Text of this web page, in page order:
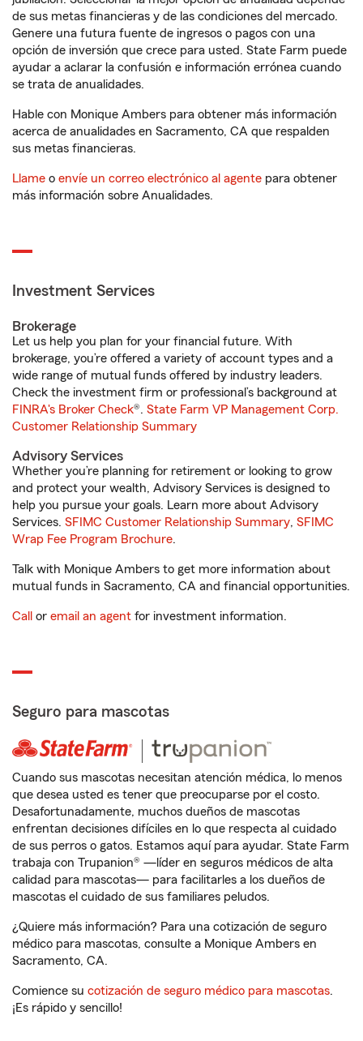
de sus metas financieras y de las condiciones del mercado.
Genere una futura fuente de ingresos o pagos con una
opción de inversión que crece para usted. State Farm puede
ayudar a aclarar la confusión e información errónea cuando
se trata de anualidades.
Hable con Monique Ambers para obtener más información
acerca de anualidades en Sacramento, CA que respalden
sus metas financieras.
Llame o envíe un correo electrónico al agente para obtener
más información sobre Anualidades.
Investment Services
Brokerage
Let us help you plan for your financial future. With
brokerage, you’re offered a variety of account types and a
wide range of mutual funds offered by industry leaders.
Check the investment firm or professional’s background at
FINRA's Broker Check®. State Farm VP Management Corp.
Customer Relationship Summary
Advisory Services
Whether you’re planning for retirement or looking to grow
and protect your wealth, Advisory Services is designed to
help you pursue your goals. Learn more about Advisory
Services. SFIMC Customer Relationship Summary, SFIMC
Wrap Fee Program Brochure.
Talk with Monique Ambers to get more information about
mutual funds in Sacramento, CA and financial opportunities.
Call or email an agent for investment information.
Seguro para mascotas
Cuando sus mascotas necesitan atención médica, lo menos
que desea usted es tener que preocuparse por el costo.
Desafortunadamente, muchos dueños de mascotas
enfrentan decisiones difíciles en lo que respecta al cuidado
de sus perros o gatos. Estamos aquí para ayudar. State Farm
trabaja con Trupanion® —líder en seguros médicos de alta
calidad para mascotas— para facilitarles a los dueños de
mascotas el cuidado de sus familiares peludos.
¿Quiere más información? Para una cotización de seguro
médico para mascotas, consulte a Monique Ambers en
Sacramento, CA.
Comience su cotización de seguro médico para mascotas.
¡Es rápido y sencillo!